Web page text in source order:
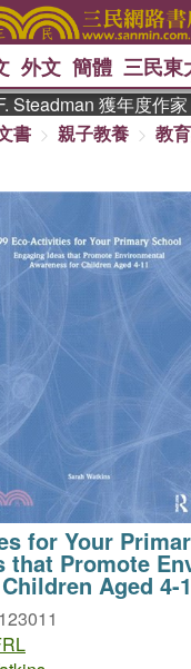
熱搜： 東野圭吾 、
暑
獎 臺灣漫遊錄
、
數學女
偉大的迷走神經
外文 簡體 三民東
獲年度作家
書 親子教養
教
for Your
that Promote
Aged 4-